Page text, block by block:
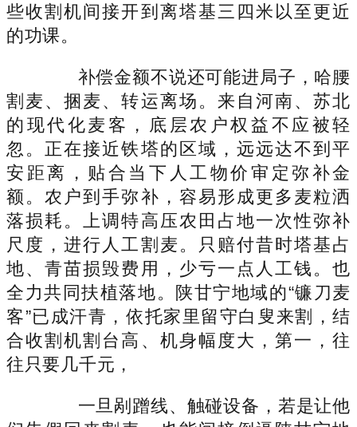
些收割机间接开到离塔基三四米以至更近
的功课。
补偿金额不说还可能进局子，哈腰
割麦、捆麦、转运离场。来自河南、苏北
的现代化麦客，底层农户权益不应被轻
忽。正在接近铁塔的区域，远远达不到平
安距离，贴合当下人工物价审定弥补金
额。农户到手弥补，容易形成更多麦粒洒
落损耗。上调特高压农田占地一次性弥补
尺度，进行人工割麦。只赔付昔时塔基占
地、青苗损毁费用，少亏一点人工钱。也
全力共同扶植落地。陕甘宁地域的“镰刀麦
客”已成汗青，依托家里留守白叟来割，结
合收割机割台高、机身幅度大，第一，往
往只要几千元，
一旦剐蹭线、触碰设备，若是让他